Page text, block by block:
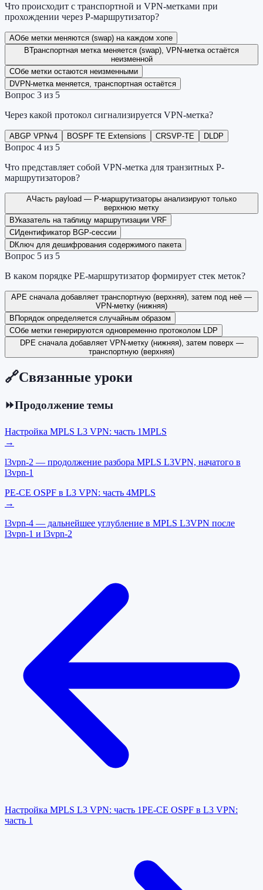
Что происходит с транспортной и VPN-метками при
прохождении через P-маршрутизатор?
AОбе метки меняются (swap) на каждом хопе
BТранспортная метка меняется (swap), VPN-метка остаётся
неизменной
CОбе метки остаются неизменными
DVPN-метка меняется, транспортная остаётся
Вопрос 3 из 5
Через какой протокол сигнализируется VPN-метка?
ABGP VPNv4 BOSPF TE Extensions CRSVP-TE D LDP
Вопрос 4 из 5
Что представляет собой VPN-метка для транзитных P-
маршрутизаторов?
AЧасть payload — P-маршрутизаторы анализируют только
верхнюю метку
BУказатель на таблицу маршрутизации VRF
CИдентификатор BGP-сессии
DКлюч для дешифрования содержимого пакета
Вопрос 5 из 5
В каком порядке PE-маршрутизатор формирует стек меток?
APE сначала добавляет транспортную (верхняя), затем под неё —
VPN-метку (нижняя)
B Порядок определяется случайным образом
CОбе метки генерируются одновременно протоколом LDP
DPE сначала добавляет VPN-метку (нижняя), затем поверх —
транспортную (верхняя)
🔗Связанные уроки
⏩Продолжение темы
Настройка MPLS L3 VPN: часть 1MPLS
→
l3vpn-2 — продолжение разбора MPLS L3VPN, начатого в
l3vpn-1
PE-CE OSPF в L3 VPN: часть 4MPLS
→
l3vpn-4 — дальнейшее углубление в MPLS L3VPN после
l3vpn-1 и l3vpn-2
Настройка MPLS L3 VPN: часть 1PE-CE OSPF в L3 VPN:
часть 1